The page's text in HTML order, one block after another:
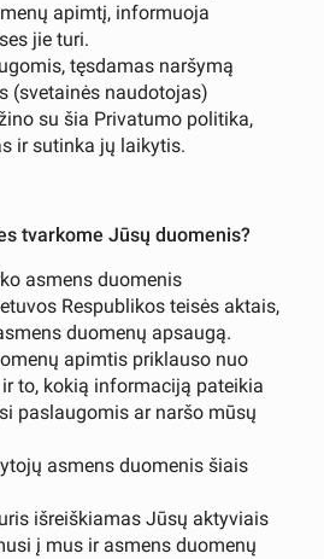
apimtį, informuoja
jie turi.
tęsdamas naršymą
(svetainės naudotojas)
su šia Privatumo politika,
ir sutinka jų laikytis.
tvarkome Jūsų duomenis?
asmens duomenis
Respublikos teisės aktais,
duomenų apsaugą.
apimtis priklauso nuo
to, kokią informaciją pateikia
paslaugomis ar naršo mūsų
asmens duomenis šiais
išreiškiamas Jūsų aktyviais
į mus ir asmens duomenų